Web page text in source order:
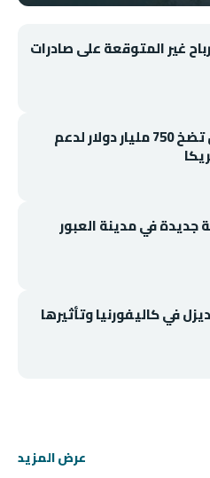
غير المتوقعة على صادرات
جيه بي مورجان تضخ 750 مليار دولار لدعم
في مدينة العبور
في كاليفورنيا وتأثيرها
عرض المزيد